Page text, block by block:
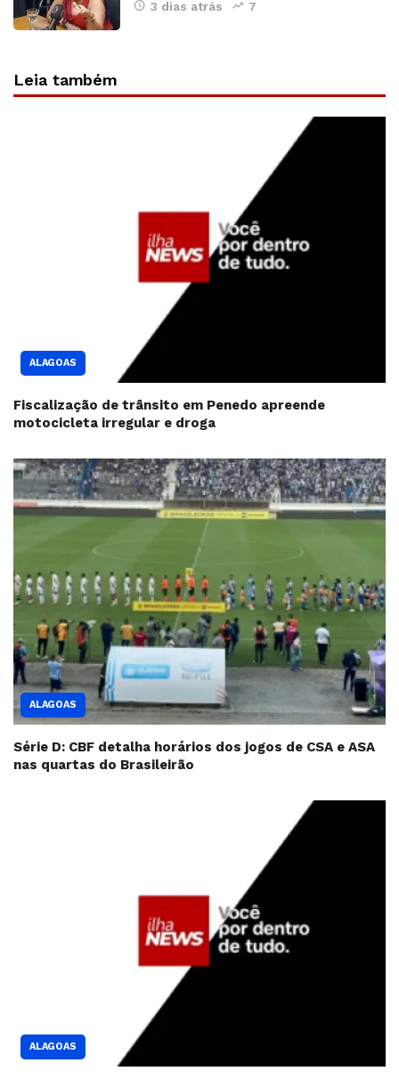
3 dias atrás 7
Leia também
ALAGOAS
Fiscalização de trânsito em Penedo apreende
motocicleta irregular e droga
ALAGOAS
Série D: CBF detalha horários dos jogos de CSA e ASA
nas quartas do Brasileirão
ALAGOAS